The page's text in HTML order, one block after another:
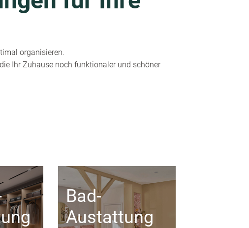
organisieren.
Ihr Zuhause noch funktionaler und schöner
Bad-
Austattung